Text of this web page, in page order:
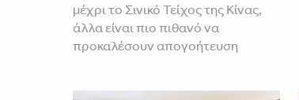
μέχρι το Σινικό Τείχος της Κίνας,
άλλα είναι πιο πιθανό να
προκαλέσουν απογοήτευση